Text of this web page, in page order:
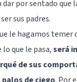
dar por sentado que
sus padres.
le hagamos temer
que le pasa,será
de sus